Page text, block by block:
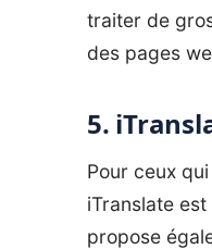
traiter de
des pages
5.
Pour ceux
iTranslate
propose